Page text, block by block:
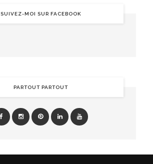
SUIVEZ-MOI SUR FACEBOOK
PARTOUT PARTOUT